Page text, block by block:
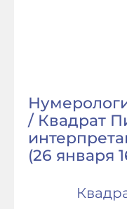
/ Квадрат
(26 января